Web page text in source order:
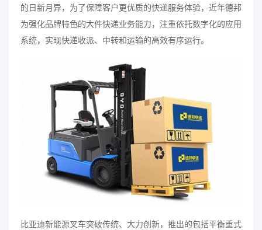
的日新月异，为了保障客户更优质的快递服务体验，近年德邦
为强化品牌特色的大件快递业务能力，注重依托数字化的应用
系统，实现快递收派、中转和运输的高效有序运行。
比亚迪新能源叉车突破传统、大力创新，推出的包括平衡重式